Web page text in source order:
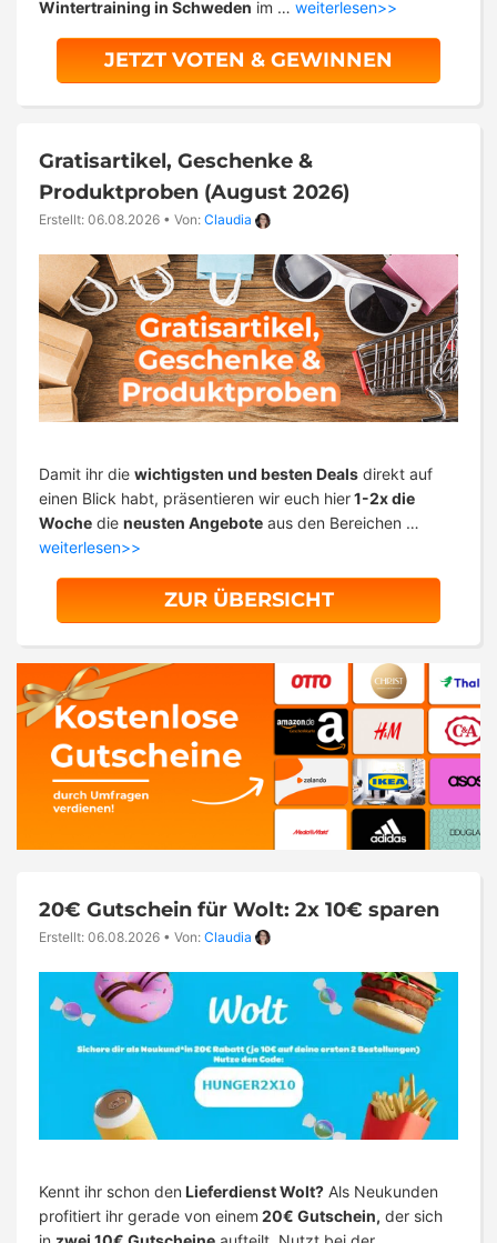
Wintertraining in Schweden im … weiterlesen>>
JETZT VOTEN & GEWINNEN
Gratisartikel, Geschenke &
Produktproben (August 2026)
Erstellt: 06.08.2026 • Von: Claudia
Damit ihr die wichtigsten und besten Deals direkt auf
einen Blick habt, präsentieren wir euch hier1-2x die
Woche die neusten Angebote aus den Bereichen …
weiterlesen>>
ZUR ÜBERSICHT
20€ Gutschein für Wolt: 2x 10€ sparen
Erstellt: 06.08.2026 • Von: Claudia
Kennt ihr schon den Lieferdienst Wolt? Als Neukunden
profitiert ihr gerade von einem 20€ Gutschein, der sich